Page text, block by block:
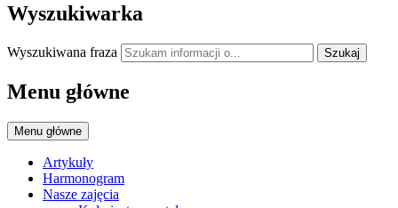
Wyszukiwarka
Wyszukiwana fraza Szukaj
Menu główne
Menu główne
Artykuły
Harmonogram
Nasze zajęcia